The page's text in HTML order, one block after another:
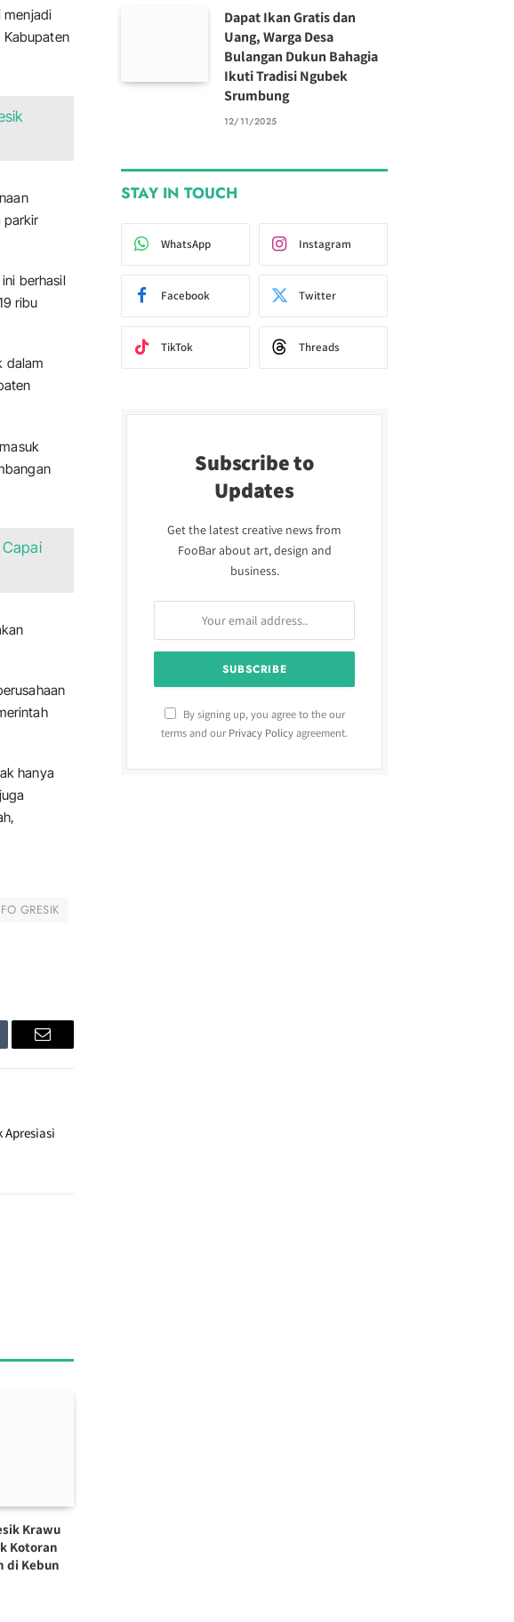
menjadi
parkir
berhasil
ribu
dalam
hanya
GRESIK
Email
Apresiasi
Krawu
Kotoran
di Kebun
Dapat Ikan Gratis dan
Uang, Warga Desa
Bulangan Dukun Bahagia
Ikuti Tradisi Ngubek
Srumbung
12/11/2025
STAY IN TOUCH
WhatsApp Instagram
Facebook Twitter
TikTok Threads
Subscribe to
Updates
Get the latest creative news from
FooBar about art, design and
business.
By signing up, you agree to the our
terms and our Privacy Policyagreement.